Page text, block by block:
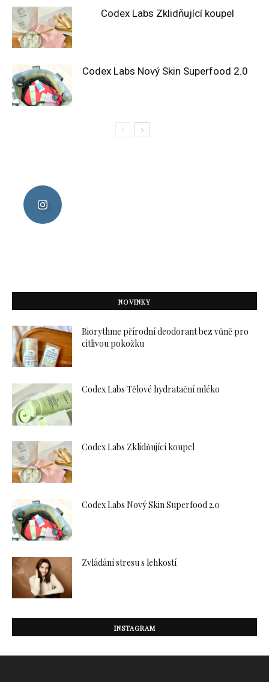
Codex Labs Zklidňující koupel
Codex Labs Nový Skin Superfood 2.0
NOVINKY
Biorythme přírodní deodorant bez vůně pro
citlivou pokožku
Codex Labs Tělové hydratační mléko
Codex Labs Zklidňující koupel
Codex Labs Nový Skin Superfood 2.0
Zvládání stresu s lehkostí
INSTAGRAM